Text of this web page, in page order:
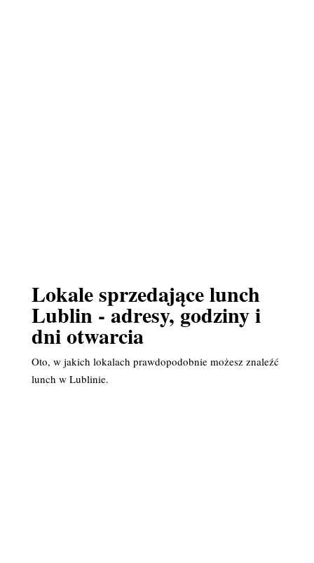
Lokale sprzedające lunch
Lublin - adresy, godziny i
dni otwarcia
Oto, w jakich lokalach prawdopodobnie możesz znaleźć
lunch w Lublinie.